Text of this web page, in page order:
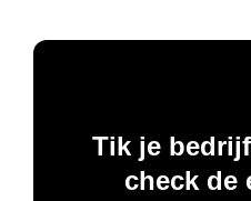
Tik je
check de